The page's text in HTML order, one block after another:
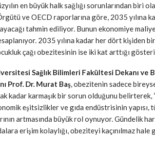
en büyük halk sağlığı sorunlarından biri
ve OECD raporlarına göre, 2035 yılına
tahmin ediliyor. Bunun ekonomiye
2035 yılına kadar her dört kişiden
çağı obezitesinin ise iki kat arttığı
Sağlık Bilimleri Fakültesi Dekanı
Prof. Dr. Murat Baş, obezitenin sadece
kadar karmaşık bir sorun olduğunu
eşitsizlikler ve gıda endüstrisinin yapısı,
artmasında büyük rol oynuyor. Gündelik
erişim kolaylığı, obeziteyi kaçınılmaz
3 kısmı